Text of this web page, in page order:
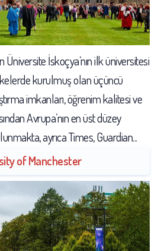
Üniversite İskoçya’nın ilk üniversitesi
kurulmuş olan üçüncü
imkanları, öğrenim kalitesi ve
Avrupa’nın en üst düzey
ayrıca Times, Guardian...
of Manchester